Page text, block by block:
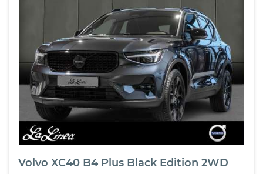
Volvo XC40 B4 Plus Black Edition 2WD